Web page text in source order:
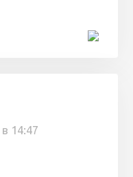
14:47